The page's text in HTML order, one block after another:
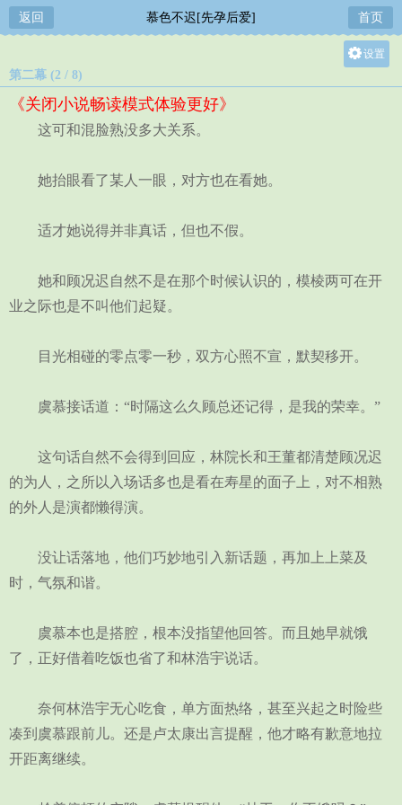
返回 慕色不迟[先孕后爱] 首页
设置
第二幕 (2 / 8)
《关闭小说畅读模式体验更好》
这可和混脸熟没多大关系。
她抬眼看了某人一眼，对方也在看她。
适才她说得并非真话，但也不假。
她和顾况迟自然不是在那个时候认识的，模棱两可在开
业之际也是不叫他们起疑。
目光相碰的零点零一秒，双方心照不宣，默契移开。
虞慕接话道：“时隔这么久顾总还记得，是我的荣幸。”
这句话自然不会得到回应，林院长和王董都清楚顾况迟
的为人，之所以入场话多也是看在寿星的面子上，对不相熟
的外人是演都懒得演。
没让话落地，他们巧妙地引入新话题，再加上上菜及
时，气氛和谐。
虞慕本也是搭腔，根本没指望他回答。而且她早就饿
了，正好借着吃饭也省了和林浩宇说话。
奈何林浩宇无心吃食，单方面热络，甚至兴起之时险些
凑到虞慕跟前儿。还是卢太康出言提醒，他才略有歉意地拉
开距离继续。